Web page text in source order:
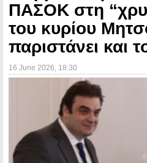
ΠΑΣΟΚ στη
του κυρίου
παριστάνει και
16 June 2026 , 18:30